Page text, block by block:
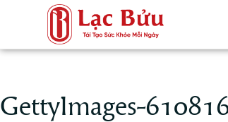
GettyImages-